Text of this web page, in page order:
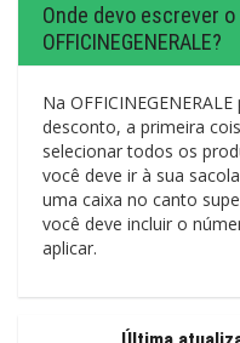
Onde devo escrever
OFFICINEGENERALE?
Na
desconto, a primeira
selecionar todos os
você deve ir à sua
uma caixa no canto
você deve incluir o
aplicar.